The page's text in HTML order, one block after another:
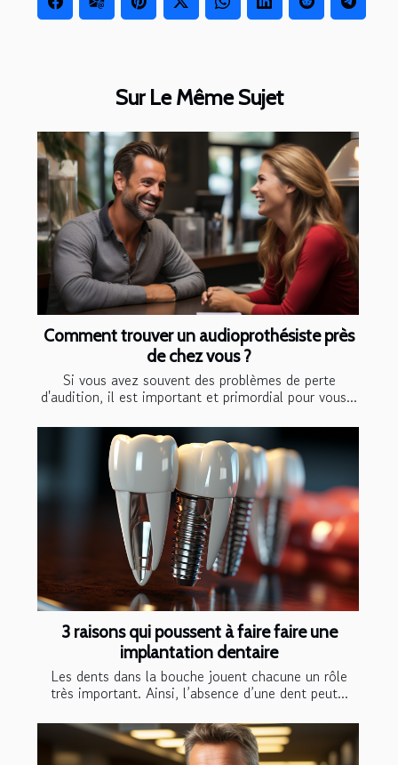
Sur Le Même Sujet
Comment trouver un audioprothésiste près
de chez vous ?
Si vous avez souvent des problèmes de perte
d'audition, il est important et primordial pour vous...
3 raisons qui poussent à faire faire une
implantation dentaire
Les dents dans la bouche jouent chacune un rôle
très important. Ainsi, l’absence d’une dent peut...